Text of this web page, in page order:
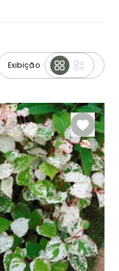
Exibição